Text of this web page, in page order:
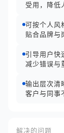
受用，降低
可按个人风
贴合品牌与
引导用户快
减少错误与
输出层次清
客户与同事
解决的问题